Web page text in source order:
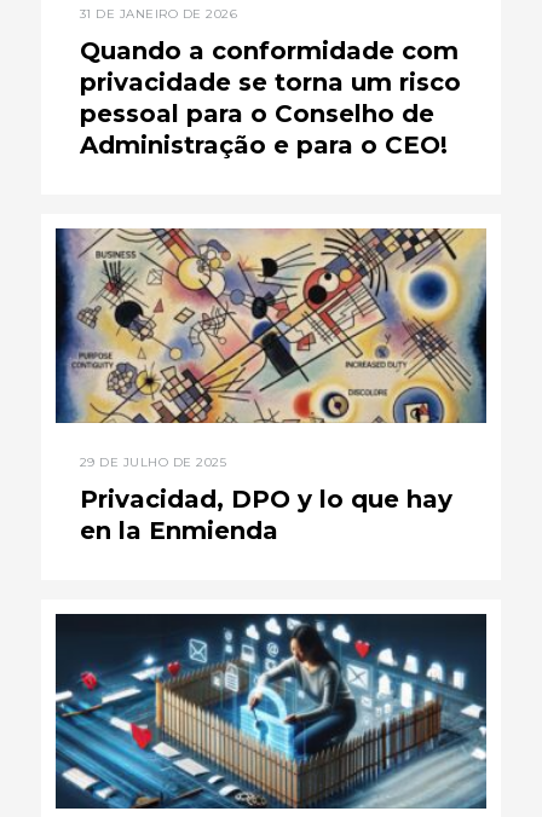
31 DE JANEIRO DE 2026
Quando a conformidade com
privacidade se torna um risco
pessoal para o Conselho de
Administração e para o CEO!
29 DE JULHO DE 2025
Privacidad, DPO y lo que hay
en la Enmienda